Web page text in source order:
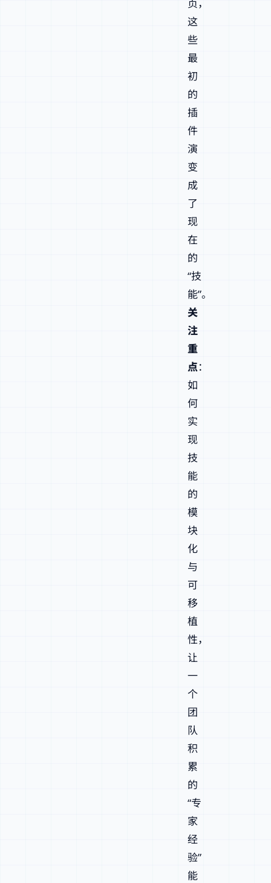
页，
这
些
最
初
的
插
件
演
变
成
了
现
在
的
“技
能”。
关
注
重
点：
如
何
实
现
技
能
的
模
块
化
与
可
移
植
性，
让
一
个
团
队
积
累
的
“专
家
经
验”
能